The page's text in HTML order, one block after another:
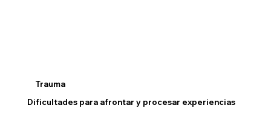
Trauma
Dificultades para afrontar y procesar experiencias